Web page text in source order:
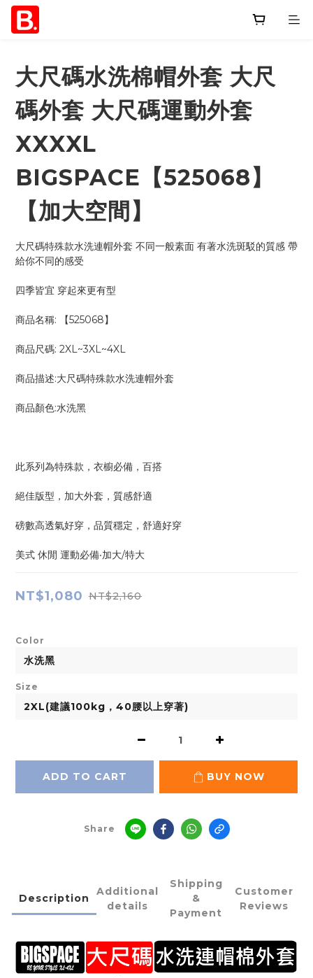
大尺碼水洗棉帽外套 大尺
碼外套 大尺碼運動外套
XXXXL
BIGSPACE【525068】
【加大空間】
大尺碼特殊款水洗連帽外套 不同一般素面 有著水洗斑駁的質感 帶
給你不同的感受
四季皆宜 穿起來更有型
商品名稱: 【525068】
商品尺碼: 2XL~3XL~4XL
商品描述:大尺碼特殊款水洗連帽外套
商品顏色:水洗黑
此系列為特殊款，衣櫥必備，百搭
絕佳版型，加大外套，質感舒適
磅數高透氣好穿，品質穩定，舒適好穿
美式 休閒 運動必備‧加大/特大
NT$1,080 NT$2,160
Color
Size
ADD TO CART BUY NOW
Share
Description
Additional
details
Shipping
&
Payment
Customer
Reviews